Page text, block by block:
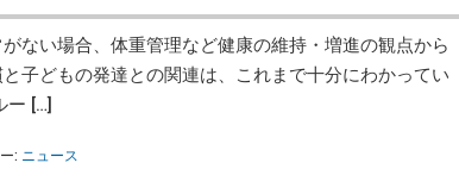
ない場合、体重管理など健康の維持・増進の観点から
子どもの発達との関連は、これまで十分にわかってい
ー […]
: ニュース